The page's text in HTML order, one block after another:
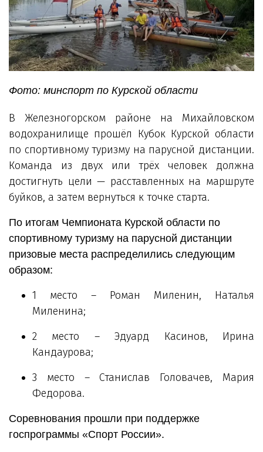
Фото: минспорт по Курской области
В Железногорском районе на Михайловском
водохранилище прошёл Кубок Курской области
по спортивному туризму на парусной дистанции.
Команда из двух или трёх человек должна
достигнуть цели — расставленных на маршруте
буйков, а затем вернуться к точке старта.
По итогам Чемпионата Курской области по
спортивному туризму на парусной дистанции
призовые места распределились следующим
образом:
1 место – Роман Миленин, Наталья
Миленина;
2 место – Эдуард Касинов, Ирина
Кандаурова;
3 место – Станислав Головачев, Мария
Федорова.
Соревнования прошли при поддержке
госпрограммы «Спорт России».